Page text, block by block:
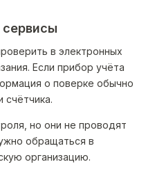
в электронных
Если прибор учёта
о поверке обычно
но они не проводят
обращаться в
организацию.